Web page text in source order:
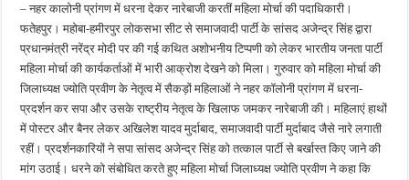
– नहर कालोनी प्रांगण में धरना देकर नारेबाजी करतीं महिला मोर्चा की पदाधिकारी।
फतेहपुर। महोबा-हमीरपुर लोकसभा सीट से समाजवादी पार्टी के सांसद अजेन्द्र सिंह द्वारा
प्रधानमंत्री नरेंद्र मोदी पर की गई कथित अशोभनीय टिप्पणी को लेकर भारतीय जनता पार्टी
महिला मोर्चा की कार्यकर्ताओं में भारी आक्रोश देखने को मिला। गुरुवार को महिला मोर्चा की
जिलाध्यक्ष ज्योति प्रवीण के नेतृत्व में सैकड़ों महिलाओं ने नहर कॉलोनी प्रांगण में धरना-
प्रदर्शन कर सपा और उसके राष्ट्रीय नेतृत्व के खिलाफ जमकर नारेबाजी की। महिलाएं हाथों
में पोस्टर और बैनर लेकर अखिलेश यादव मुर्दाबाद, समाजवादी पार्टी मुर्दाबाद जैसे नारे लगाती
रहीं। प्रदर्शनकारियों ने सपा सांसद अजेन्द्र सिंह को तत्काल पार्टी से बर्खास्त किए जाने की
मांग उठाई। धरने को संबोधित करते हुए महिला मोर्चा जिलाध्यक्ष ज्योति प्रवीण ने कहा कि